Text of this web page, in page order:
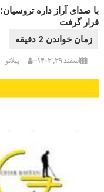
با صدای آراز داره
قرار گرفت
اسفند ۲۹, ۱۴۰۲ پیلانو